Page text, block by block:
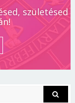
születésed